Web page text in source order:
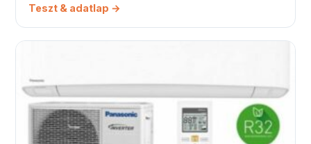
Teszt & adatlap →